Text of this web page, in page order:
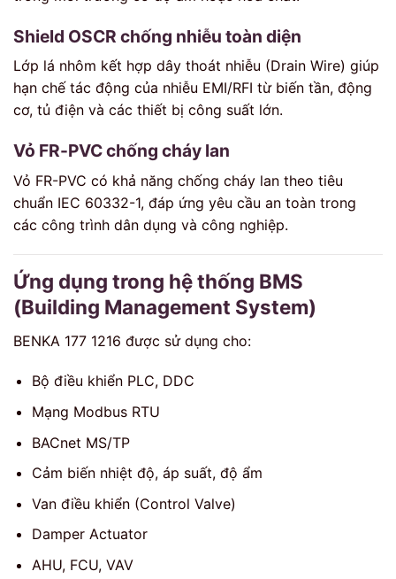
Shield OSCR chống nhiễu toàn diện
Lớp lá nhôm kết hợp dây thoát nhiễu (Drain Wire) giúp
hạn chế tác động của nhiễu EMI/RFI từ biến tần, động
cơ, tủ điện và các thiết bị công suất lớn.
Vỏ FR-PVC chống cháy lan
Vỏ FR-PVC có khả năng chống cháy lan theo tiêu
chuẩn IEC 60332-1, đáp ứng yêu cầu an toàn trong
các công trình dân dụng và công nghiệp.
Ứng dụng trong hệ thống BMS
(Building Management System)
BENKA 177 1216 được sử dụng cho:
Bộ điều khiển PLC, DDC
Mạng Modbus RTU
BACnet MS/TP
Cảm biến nhiệt độ, áp suất, độ ẩm
Van điều khiển (Control Valve)
Damper Actuator
AHU, FCU, VAV